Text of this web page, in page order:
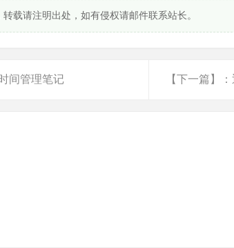
载请注明出处，如有侵权请邮件联系站长。
间管理笔记 【下一篇】